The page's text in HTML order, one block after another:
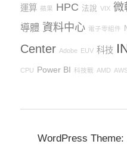
運算 蘋果 HPC 法說 VIX 微
導體 資料中心 電子零組件
Center Adobe EUV 科技
CPU Power BI 科技戰 AMD
WordPress